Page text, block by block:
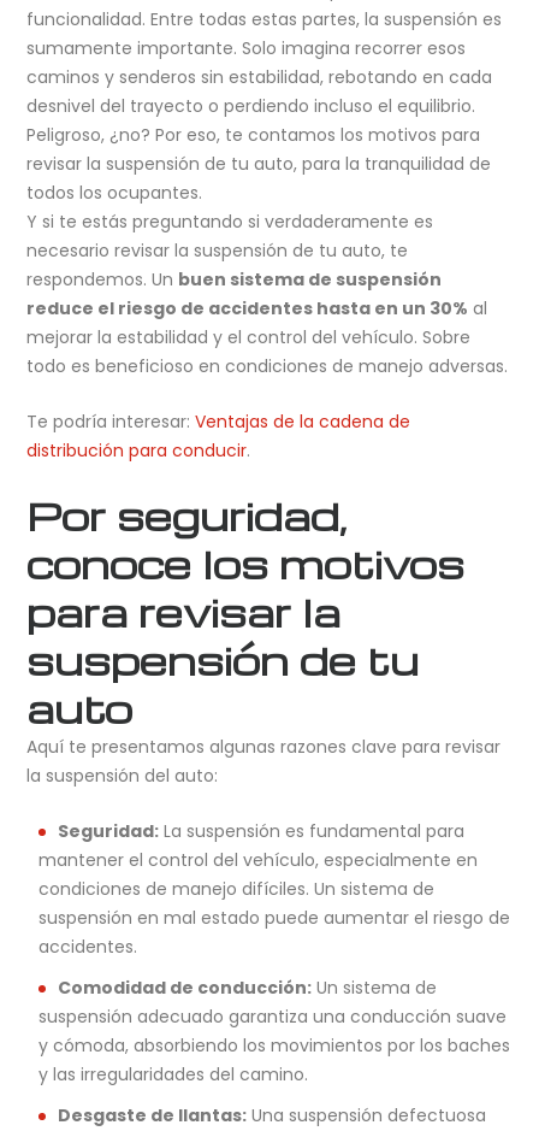
funcionalidad. Entre todas estas partes, la suspensión es
sumamente importante. Solo imagina recorrer esos
caminos y senderos sin estabilidad, rebotando en cada
desnivel del trayecto o perdiendo incluso el equilibrio.
Peligroso, ¿no? Por eso, te contamos los motivos para
revisar la suspensión de tu auto, para la tranquilidad de
todos los ocupantes.
Y si te estás preguntando si verdaderamente es
necesario revisar la suspensión de tu auto, te
respondemos. Un buen sistema de suspensión
reduce el riesgo de accidentes hasta en un 30% al
mejorar la estabilidad y el control del vehículo. Sobre
todo es beneficioso en condiciones de manejo adversas.
Te podría interesar:Ventajas de la cadena de
distribución para conducir.
Por seguridad,
conoce los motivos
para revisar la
suspensión de tu
auto
Aquí te presentamos algunas razones clave para revisar
la suspensión del auto:
Seguridad: La suspensión es fundamental para
mantener el control del vehículo, especialmente en
condiciones de manejo difíciles. Un sistema de
suspensión en mal estado puede aumentar el riesgo de
accidentes.
Comodidad de conducción: Un sistema de
suspensión adecuado garantiza una conducción suave
y cómoda, absorbiendo los movimientos por los baches
y las irregularidades del camino.
Desgaste de llantas: Una suspensión defectuosa